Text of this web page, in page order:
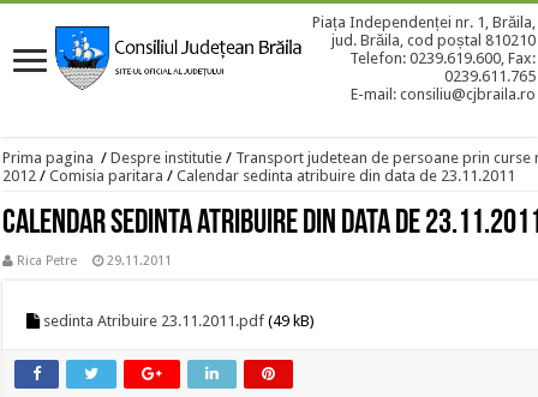
Piața Independenței nr. 1, Brăila,
jud. Brăila, cod poștal 810210
Telefon: 0239.619.600, Fax:
0239.611.765
E-mail: consiliu@cjbraila.ro
Prima pagina / Despre institutie / Transport judetean de persoane prin curse
2012 / Comisia paritara / Calendar sedinta atribuire din data de 23.11.2011
Calendar sedinta atribuire din data de
Rica Petre 29.11.2011
sedinta Atribuire 23.11.2011.pdf (49 kB)